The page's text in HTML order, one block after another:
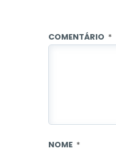
COMENTÁRIO *
NOME *